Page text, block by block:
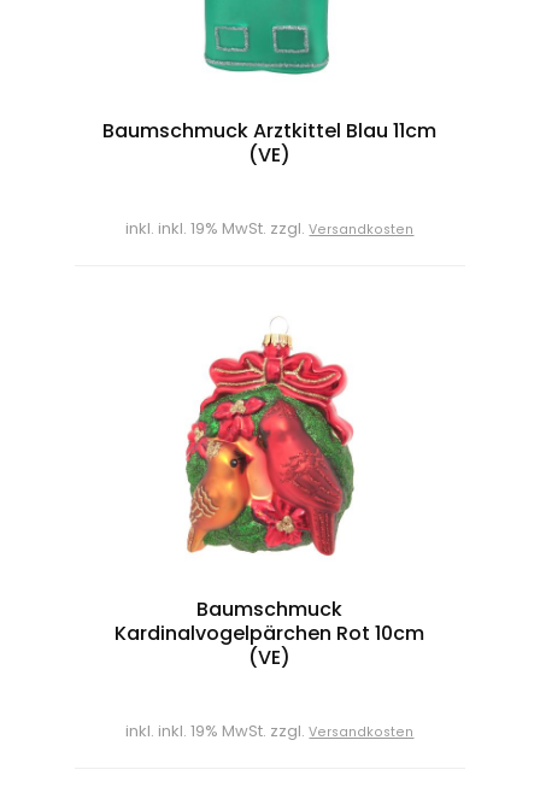
Baumschmuck Arztkittel Blau 11cm
(VE)
inkl. inkl. 19% MwSt. zzgl.Versandkosten
Baumschmuck
Kardinalvogelpärchen Rot 10cm
(VE)
inkl. inkl. 19% MwSt. zzgl.Versandkosten